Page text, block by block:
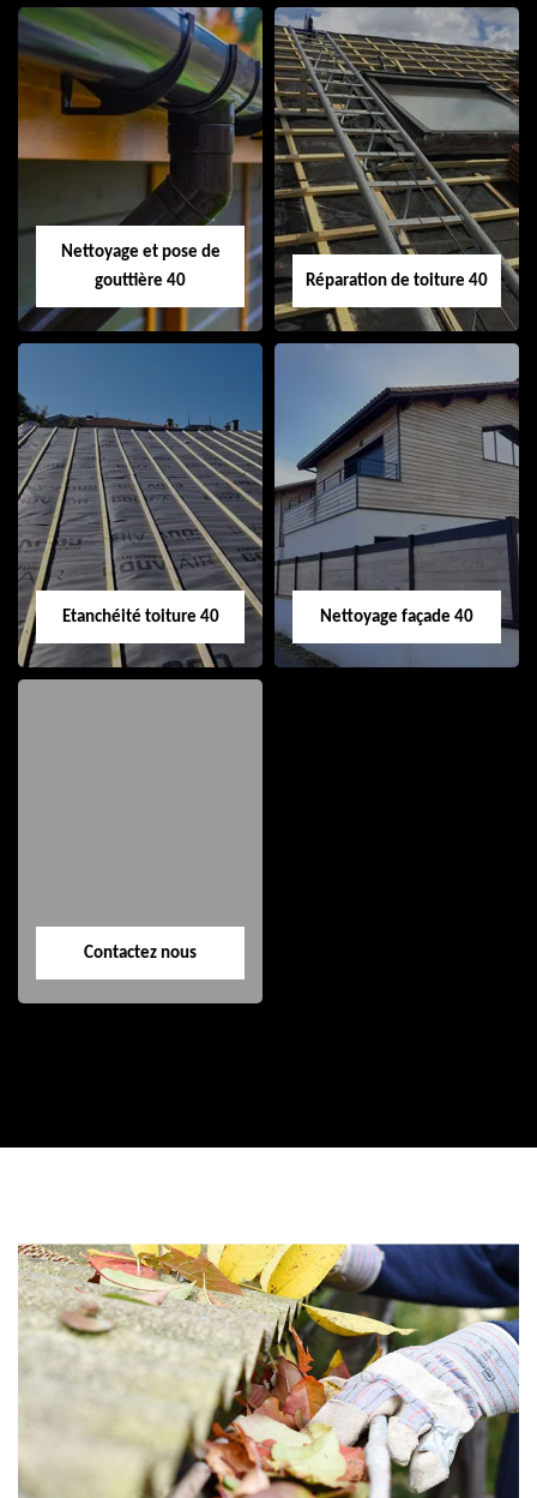
Isolation de toiture
40
Peinture sur tuile
40
Nettoyage et pose de
gouttière 40
Nettoyage et pose
de gouttière 40
Réparation de toiture 40
Réparation de
toiture 40
Etanchéité toiture 40 Nettoyage façade 40
Contactez nous